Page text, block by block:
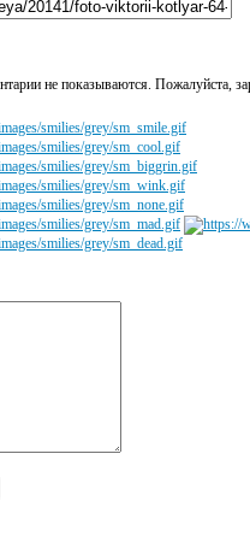
не показываются. Пожалуйста,